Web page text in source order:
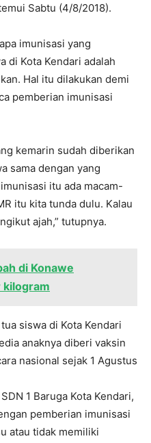
Sabtu (4/8/2018).
imunisasi yang
di Kota Kendari adalah
Hal itu dilakukan demi
pemberian imunisasi
kemarin sudah diberikan
sama dengan yang
itu ada macam-
itu kita tunda dulu. Kalau
ajah,” tutupnya.
di Konawe
kilogram
siswa di Kota Kendari
anaknya diberi vaksin
nasional sejak 1 Agustus
1 Baruga Kota Kendari,
pemberian imunisasi
atau tidak memiliki